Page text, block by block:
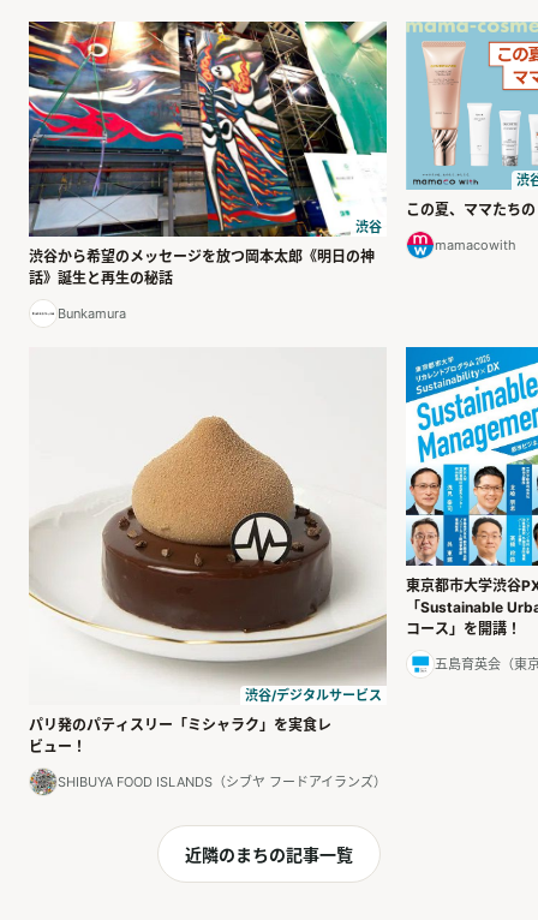
渋谷
渋谷から希望のメッセージを放つ岡本太郎《明日の神
話》誕生と再生の秘話
Bunkamura
渋
この夏、ママたち
mamacowith
渋谷/デジタルサービス
パリ発のパティスリー「ミシャラク」を実食レ
ビュー！
SHIBUYA FOOD ISLANDS（シブヤ フードアイランズ）
東京都市大学渋谷
「Sustainable
コース」を開講！
五島育英会（東
近隣のまちの記事一覧